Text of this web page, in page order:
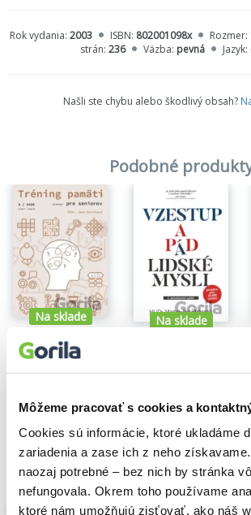
Môžeme pracovať s cookies a
Cookies sú informácie, ktoré ukladáme
zariadenia a zase ich z neho
naozaj potrebné – bez nich by stránka
nefungovala. Okrem toho používame
ktoré nám umožňujú zisťovať, ako náš
četné mechanismy, které agresi brzdí,
Do své ucelené teorie agresivity, jejích
však stále aktuální, a tak toto dílo
Rok vydania: 2003 ISBN: 802001098x Rozmer:
strán: 236 Väzba: pevná Jazyk:
Našli ste chybu alebo škodlivý obsah?
Podobné
Na sklade
Jana Pavlíková
3,70€
Na sklade
23,45€
Vybrané pre teba